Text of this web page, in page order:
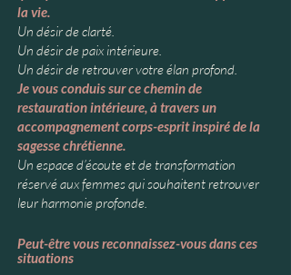
la vie.
Un désir de clarté.
Un désir de paix intérieure.
Un désir de retrouver votre élan profond.
Je vous conduis sur cechemin de
restauration intérieure, à travers un
accompagnement corps-esprit inspiré de la
sagesse chrétienne.
Un espace d’écoute et de transformation
réservé aux femmes qui souhaitent retrouver
leur harmonie profonde.
Peut-être vous reconnaissez-vous dans ces
situations